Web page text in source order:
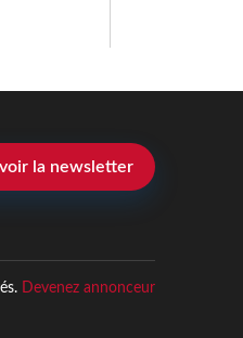
la newsletter
Devenez annonceur